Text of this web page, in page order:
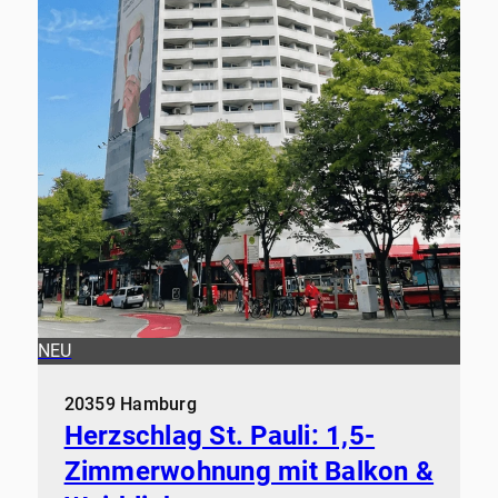
NEU
20359 Hamburg
Herzschlag St. Pauli: 1,5-
Zimmerwohnung mit Balkon &